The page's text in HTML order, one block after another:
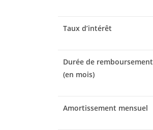
Taux d’intérêt
Durée de remboursement
(en mois)
Amortissement mensuel